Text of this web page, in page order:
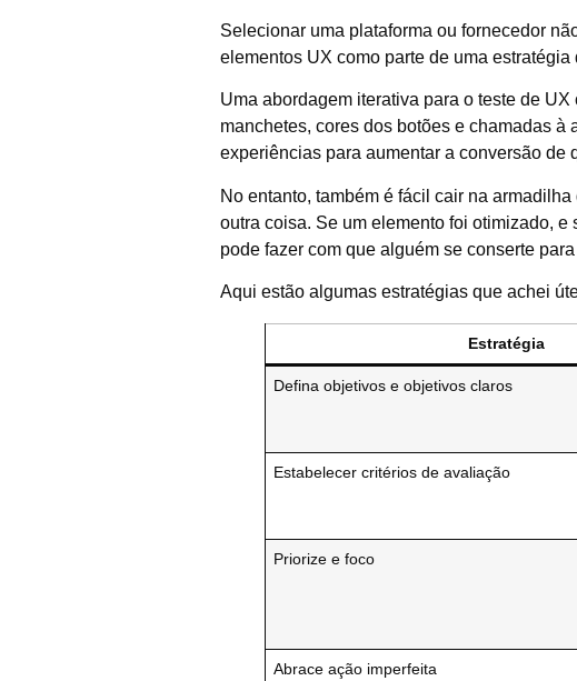
Selecionar uma plataforma ou fornecedor
elementos UX como parte de uma
Uma abordagem iterativa para o teste de
manchetes, cores dos botões e chamadas
experiências para aumentar a conversão de
No entanto, também é fácil cair na
outra coisa. Se um elemento foi otimizado,
pode fazer com que alguém se conserte
Aqui estão algumas estratégias que achei
Estratégia
Defina objetivos e objetivos claros
Estabelecer critérios de avaliação
Priorize e foco
Abrace ação imperfeita